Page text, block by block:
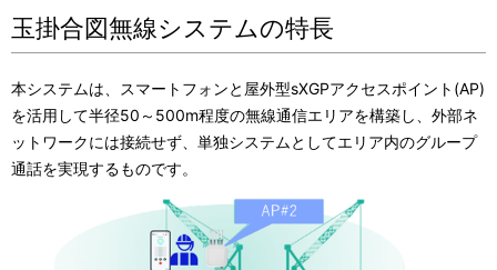
玉掛合図無線システムの特長
本システムは、スマートフォンと屋外型sXGPアクセスポイント (AP)
を活用して半径50 ～ 500m程度の無線通信エリアを構築し、外部ネ
ットワークには接続せず、単独システムとしてエリア内のグループ
通話を実現するものです。